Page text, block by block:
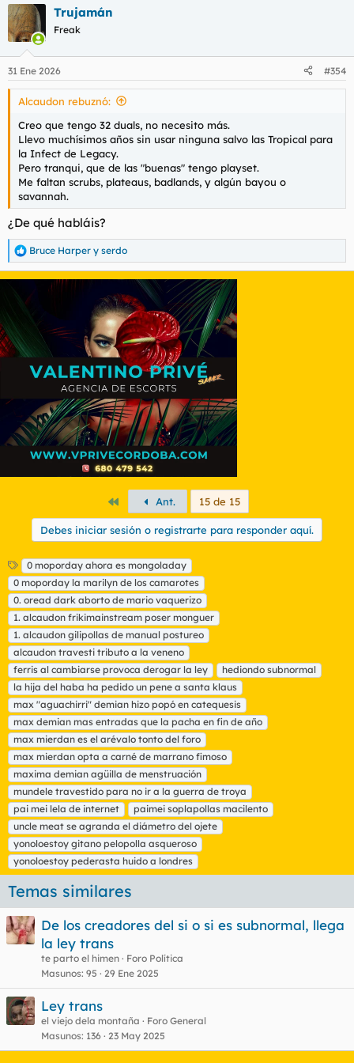
c
c
i
e
s
Trujamán
Freak
31 Ene 2026 #354
Alcaudon rebuznó:
Creo que tengo 32 duals, no necesito más.
Llevo muchísimos años sin usar ninguna salvo las Tropical para
la Infect de Legacy.
Pero tranqui, que de las "buenas" tengo playset.
Me faltan scrubs, plateaus, badlands, y algún bayou o
savannah.
¿De qué habláis?
R
e
a
o
n
e
Bruce Harper y serdo
PrimeroAnt. 15 de 15
Debes iniciar sesión o registrarte para responder aquí.
E
t
i
q
u
e
t
a
s
0 moporday ahora es mongoladay
0 moporday la marilyn de los camarotes
0. oread dark aborto de mario vaquerizo
1. alcaudon frikimainstream poser monguer
1. alcaudon gilipollas de manual postureo
alcaudon travesti tributo a la veneno
ferris al cambiarse provoca derogar la ley
hediondo subnormal
la hija del haba ha pedido un pene a santa klaus
max "aguachirri" demian hizo popó en catequesis
max demian mas entradas que la pacha en fin de año
max mierdan es el arévalo tonto del foro
max mierdan opta a carné de marrano fimoso
maxima demian agüilla de menstruación
mundele travestido para no ir a la guerra de troya
pai mei lela de internet
paimei soplapollas macilento
uncle meat se agranda el diámetro del ojete
yonoloestoy gitano pelopolla asqueroso
yonoloestoy pederasta huido a londres
Temas similares
De los creadores del si o si es subnormal, llega
la ley trans
te parto el himen
Foro Política
Masunos 95 29 Ene 2025
Ley trans
el viejo dela montaña
Foro General
Masunos 136 23 May 2025